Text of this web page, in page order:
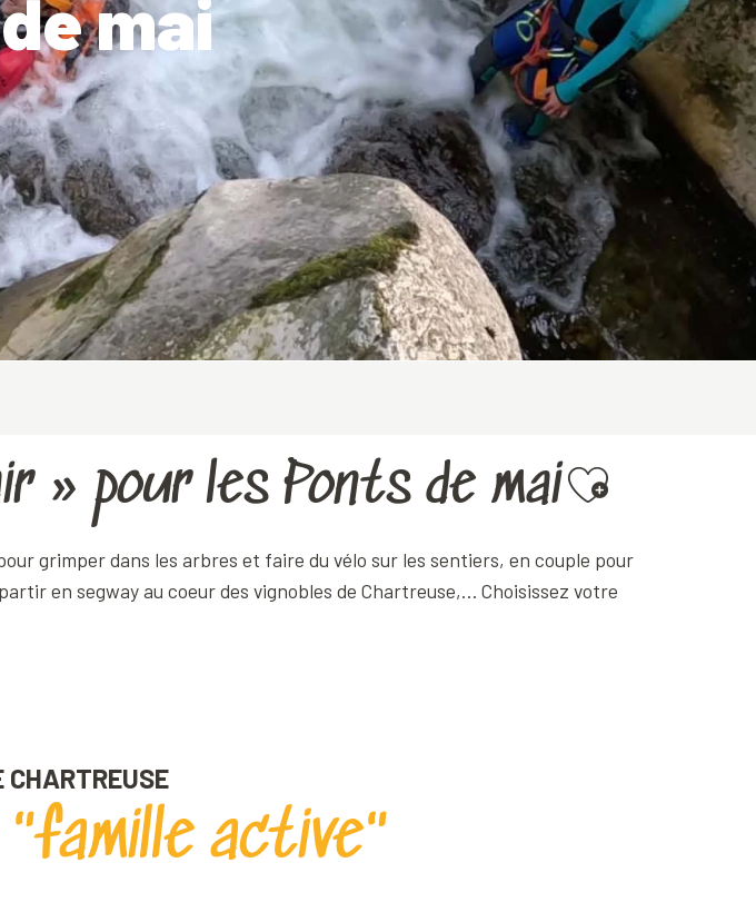
mai
» pour les Ponts de mai Ajouter aux favoris
grimper dans les arbres et faire du vélo sur les sentiers, en couple pour
en segway au coeur des vignobles de Chartreuse,… Choisissez votre
CHARTREUSE
active"